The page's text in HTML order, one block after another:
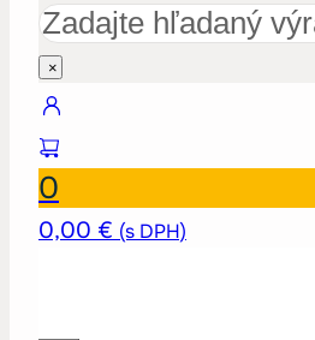
Hľadať
×
0
0,00 € (s DPH)